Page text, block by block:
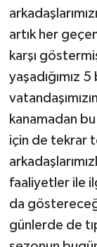
artık her
karşı
yaşadığımız
kanamadan
için de tekrar
faaliyetler ile
da
günlerde de